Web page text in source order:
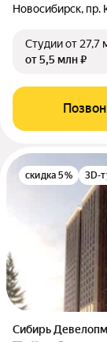
Новосибирск, пр.
Студииот 27,7
от 5,5 млн ₽
скидка 5% 3D-
Сибирь